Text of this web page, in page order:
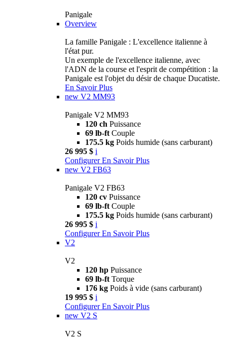
Panigale
Overview
La famille Panigale : L'excellence italienne à
l'état pur.
Un exemple de l'excellence italienne, avec
l'ADN de la course et l'esprit de compétition : la
Panigale est l'objet du désir de chaque Ducatiste.
En Savoir Plus
new V2 MM93
Panigale V2 MM93
120 ch Puissance
69 lb-ft Couple
175.5 kg Poids humide (sans carburant)
26 995 $ i
Configurer En Savoir Plus
new V2 FB63
Panigale V2 FB63
120 cv Puissance
69 lb-ft Couple
175.5 kg Poids humide (sans carburant)
26 995 $ i
Configurer En Savoir Plus
V2
V2
120 hp Puissance
69 lb-ft Torque
176 kg Poids à vide (sans carburant)
19 995 $ i
Configurer En Savoir Plus
new V2 S
V2 S